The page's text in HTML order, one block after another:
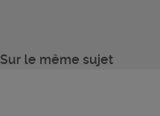
Sur le même sujet